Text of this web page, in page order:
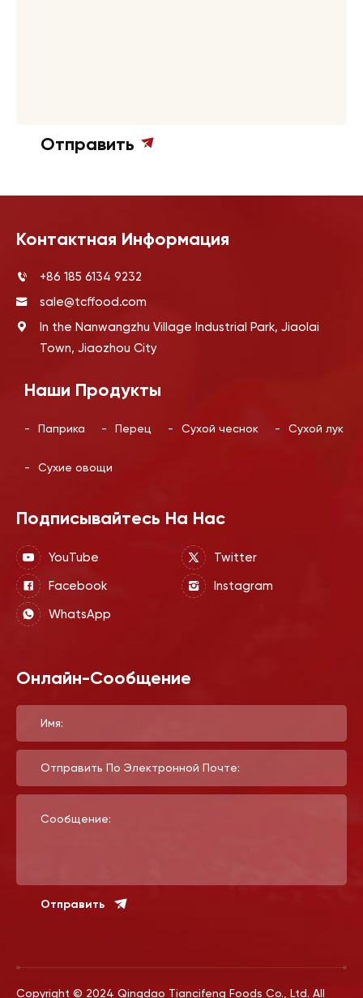
Отправить
Контактная Информация
+86 185 6134 9232
sale@tcffood.com
In the Nanwangzhu Village Industrial Park, Jiaolai
Town, Jiaozhou City
Наши Продукты
- Паприка - Перец - Сухой чеснок - Сухой лук
- Сухие овощи
Подписывайтесь На Нас
YouTube
Twitter
Facebook
Instagram
WhatsApp
Онлайн-Сообщение
Имя:
Отправить По Электронной Почте:
Сообщение:
Отправить
Copyright © 2024 Qingdao Tiancifeng Foods Co., Ltd. All